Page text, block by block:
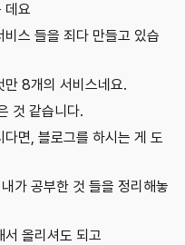
데요
스 들을 죄다 만들고 있습
만 8개의 서비스네요.
것 같습니다.
면, 블로그를 하시는 게 도
가 공부한 것 들을 정리해놓
올리셔도 되고